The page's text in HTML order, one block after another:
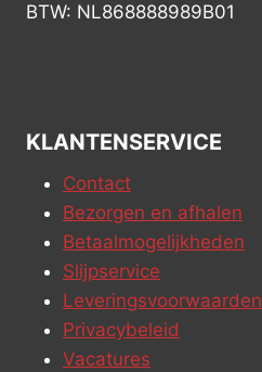
BTW: NL868888989B01
KLANTENSERVICE
Contact
Bezorgen en afhalen
Betaalmogelijkheden
Slijpservice
Leveringsvoorwaarden
Privacybeleid
Vacatures